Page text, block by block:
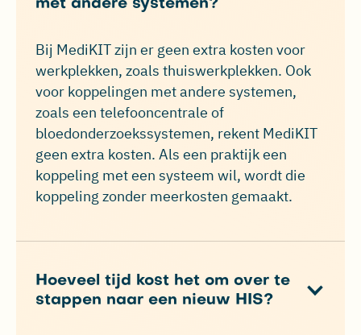
met andere systemen?
Bij MediKIT zijn er geen extra kosten voor
werkplekken, zoals thuiswerkplekken. Ook
voor koppelingen met andere systemen,
zoals een telefooncentrale of
bloedonderzoekssystemen, rekent MediKIT
geen extra kosten. Als een praktijk een
koppeling met een systeem wil, wordt die
koppeling zonder meerkosten gemaakt.
Hoeveel tijd kost het om over te
stappen naar een nieuw HIS?